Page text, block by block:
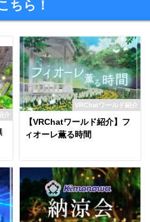
ちら！
介
VRChatワールド紹介
【VRChatワールド紹介】フ
ィオーレ薫る時間